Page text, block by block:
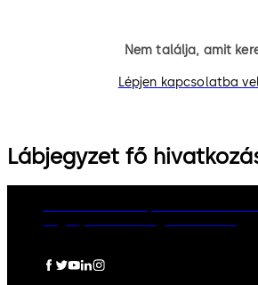
Nem találja, amit
Lépjen kapcsolatba
Lábjegyzet fő